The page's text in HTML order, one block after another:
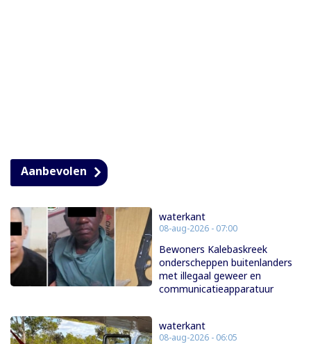
Aanbevolen
waterkant
08-aug-2026 - 07:00
Bewoners Kalebaskreek
onderscheppen buitenlanders
met illegaal geweer en
communicatieapparatuur
waterkant
08-aug-2026 - 06:05